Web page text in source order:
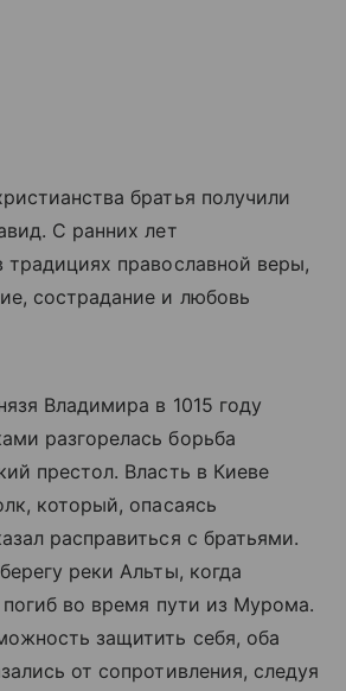
братья получили
С ранних лет
традициях православной веры,
сострадание и любовь
Владимира в 1015 году
разгорелась борьба
престол. Власть в Киеве
который, опасаясь
расправиться с братьями.
реки Альты, когда
во время пути из Мурома.
защитить себя, оба
от сопротивления, следуя